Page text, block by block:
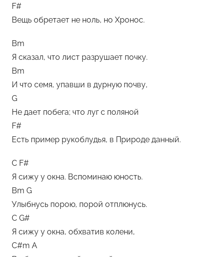
F#
Вещь обретает не ноль, но Хронос.
Bm
Я сказал, что лист разрушает почку.
Bm
И что семя, упавши в дурную почву,
G
Не дает побега; что луг с поляной
F#
Есть пример рукоблудья, в Природе данный.
C F#
Я сижу у окна. Вспоминаю юность.
Bm G
Улыбнусь порою, порой отплюнусь.
C G#
Я сижу у окна, обхватив колени,
C#m A